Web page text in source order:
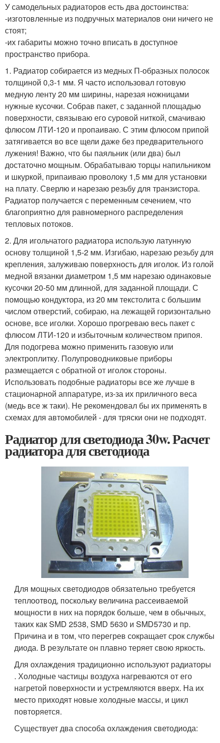
У самодельных радиаторов есть два достоинства:
-изготовленные из подручных материалов они ничего не
стоят;
-их габариты можно точно вписать в доступное
пространство прибора.
1. Радиатор собирается из медных П-образных полосок
толщиной 0,3-1 мм. Я часто использовал готовую
медную ленту 20 мм ширины, нарезая ножницами
нужные кусочки. Собрав пакет, с заданной площадью
поверхности, связываю его суровой ниткой, смачиваю
флюсом ЛТИ-120 и пропаиваю. С этим флюсом припой
затягивается во все щели даже без предварительного
лужения! Важно, что бы паяльник (или два) был
достаточно мощным. Обрабатываю торцы напильником
и шкуркой, припаиваю проволоку 1,5 мм для установки
на плату. Сверлю и нарезаю резьбу для транзистора.
Радиатор получается с переменным сечением, что
благоприятно для равномерного распределения
тепловых потоков.
2. Для игольчатого радиатора использую латунную
основу толщиной 1,5-2 мм. Изгибаю, нарезаю резьбу для
крепления, залуживаю поверхность для иголок. Из голой
медной вязанки диаметром 1,5 мм нарезаю одинаковые
кусочки 20-50 мм длинной, для заданной площади. С
помощью кондуктора, из 20 мм текстолита с большим
числом отверстий, собираю, на лежащей горизонтально
основе, все иголки. Хорошо прогреваю весь пакет с
флюсом ЛТИ-120 и избыточным количеством припоя.
Для подогрева можно применить газовую или
электроплитку. Полупроводниковые приборы
размещается с обратной от иголок стороны.
Использовать подобные радиаторы все же лучше в
стационарной аппаратуре, из-за их приличного веса
(медь все ж таки). Не рекомендовал бы их применять в
схемах для автомобилей - для тряски они не подходят.
Радиатор для светодиода 30w. Расчет
радиатора для светодиода
Для мощных светодиодов обязательно требуется
теплоотвод, поскольку величина рассеиваемой
мощности в них на порядок больше, чем в обычных,
таких как SMD 2538, SMD 5630 и SMD5730 и пр.
Причина и в том, что перегрев сокращает срок службы
диода. В результате он плавно теряет свою яркость.
Для охлаждения традиционно используют радиаторы
. Холодные частицы воздуха нагреваются от его
нагретой поверхности и устремляются вверх. На их
место приходят новые холодные массы, и цикл
повторяется.
Существует два способа охлаждения светодиода: